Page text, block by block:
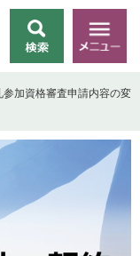
索
メ
ニ
ー
参加資格審査申請内容の変